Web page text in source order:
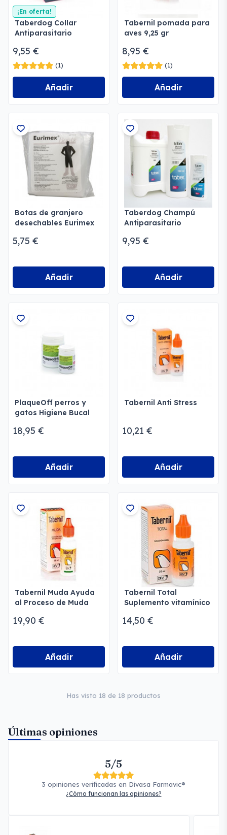
¡En oferta!
Taberdog Collar
Antiparasitario
9,55 €
(1)
Añadir
Tabernil pomada para
aves 9,25 gr
8,95 €
(1)
Añadir
Botas de granjero
desechables Eurimex
5,75 €
Añadir
Taberdog Champú
Antiparasitario
9,95 €
Añadir
PlaqueOff perros y
gatos Higiene Bucal
18,95 €
Añadir
Tabernil Anti Stress
10,21 €
Añadir
Tabernil Muda Ayuda
al Proceso de Muda
19,90 €
Añadir
Tabernil Total
Suplemento vitamínico
14,50 €
Añadir
Has visto 18 de 18 productos
Últimas opiniones
5/5
3 opiniones verificadas en Divasa Farmavic®
¿Cómo funcionan las opiniones?